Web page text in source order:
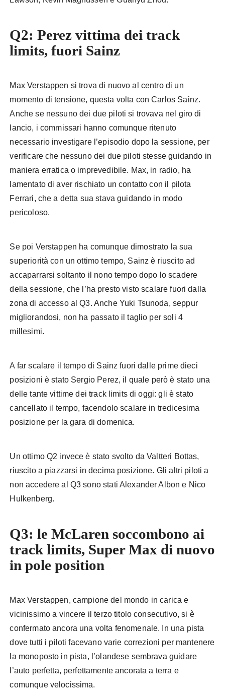
Q2: Perez vittima dei track
limits, fuori Sainz
Max Verstappen si trova di nuovo al centro di un
momento di tensione, questa volta con Carlos Sainz.
Anche se nessuno dei due piloti si trovava nel giro di
lancio, i commissari hanno comunque ritenuto
necessario investigare l’episodio dopo la sessione, per
verificare che nessuno dei due piloti stesse guidando in
maniera erratica o imprevedibile. Max, in radio, ha
lamentato di aver rischiato un contatto con il pilota
Ferrari, che a detta sua stava guidando in modo
pericoloso.
Se poi Verstappen ha comunque dimostrato la sua
superiorità con un ottimo tempo, Sainz è riuscito ad
accaparrarsi soltanto il nono tempo dopo lo scadere
della sessione, che l’ha presto visto scalare fuori dalla
zona di accesso al Q3. Anche Yuki Tsunoda, seppur
migliorandosi, non ha passato il taglio per soli 4
millesimi.
A far scalare il tempo di Sainz fuori dalle prime dieci
posizioni è stato Sergio Perez, il quale però è stato una
delle tante vittime dei track limits di oggi: gli è stato
cancellato il tempo, facendolo scalare in tredicesima
posizione per la gara di domenica.
Un ottimo Q2 invece è stato svolto da Valtteri Bottas,
riuscito a piazzarsi in decima posizione. Gli altri piloti a
non accedere al Q3 sono stati Alexander Albon e Nico
Hulkenberg.
Q3: le McLaren soccombono ai
track limits, Super Max di nuovo
in pole position
Max Verstappen, campione del mondo in carica e
vicinissimo a vincere il terzo titolo consecutivo, si è
confermato ancora una volta fenomenale. In una pista
dove tutti i piloti facevano varie correzioni per mantenere
la monoposto in pista, l’olandese sembrava guidare
l’auto perfetta, perfettamente ancorata a terra e
comunque velocissima.